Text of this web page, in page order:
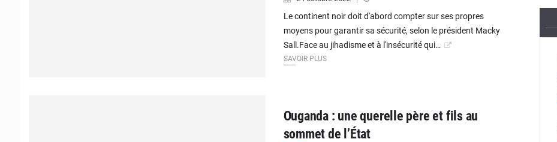
Le continent noir doit d'abord compter sur ses propres
moyens pour garantir sa sécurité, selon le président Macky
Sall.Face au jihadisme et à l'insécurité qui…
SAVOIR PLUS
Ouganda : une querelle père et fils au
sommet de l’État